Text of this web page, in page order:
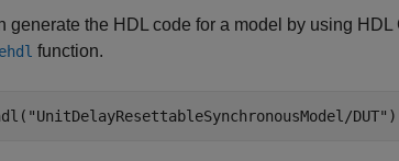
generate the HDL code for a model by using
function.
"UnitDelayResettableSynchronousModel/DUT"